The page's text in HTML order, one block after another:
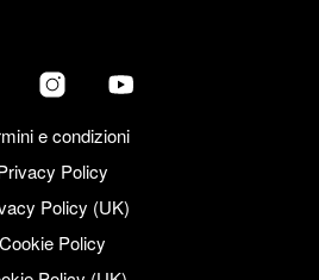
e condizioni
Policy
Policy (UK)
Cookie Policy